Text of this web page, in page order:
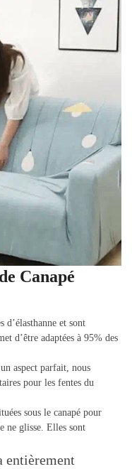
Canapé
d’élasthanne et sont
d’être adaptées à 95% des
aspect parfait, nous
pour les fentes du
sous le canapé pour
ne glisse. Elles sont